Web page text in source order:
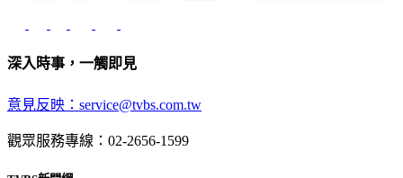
深入時事，一觸即見
意見反映：service@tvbs.com.tw
觀眾服務專線：02-2656-1599